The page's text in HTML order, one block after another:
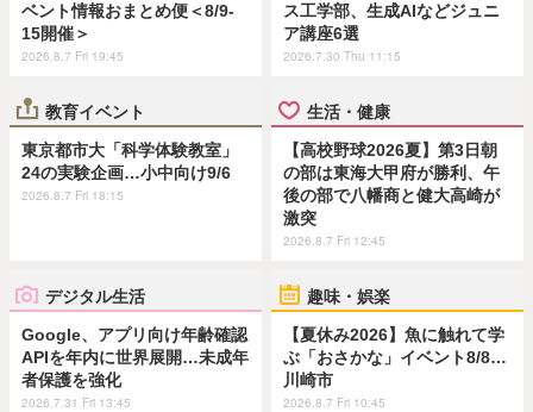
ベント情報おまとめ便＜8/9-
15開催＞
2026.8.7 Fri 19:45
ス工学部、生成AIなどジュニ
ア講座6選
2026.7.30 Thu 11:15
教育イベント
東京都市大「科学体験教室」
24の実験企画…小中向け9/6
2026.8.7 Fri 18:15
生活・健康
【高校野球2026夏】第3日朝
の部は東海大甲府が勝利、午
後の部で八幡商と健大高崎が
激突
2026.8.7 Fri 12:45
デジタル生活
Google、アプリ向け年齢確認
APIを年内に世界展開…未成年
者保護を強化
2026.7.31 Fri 13:45
趣味・娯楽
【夏休み2026】魚に触れて学
ぶ「おさかな」イベント8/8…
川崎市
2026.8.7 Fri 10:45